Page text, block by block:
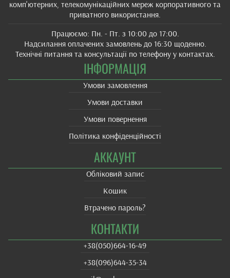
комп'ютерних, телекомунікаційних мереж корпоративного та
приватного використання.
Працюємо: Пн. - Пт. з 10:00 до 17:00.
Надсилання оплачених замовлень до 16:30 щоденно.
Технічні питання та консультації по телефону у контактах.
ІНФОРМАЦІЯ
Умови замовлення
Умови доставки
Умови повернення
Політика конфіденційності
АККАУНТ
Обліковий запис
Кошик
Втрачено пароль?
КОНТАКТИ
+38(‎050)664-16-49
+38‎(096)644-35-34